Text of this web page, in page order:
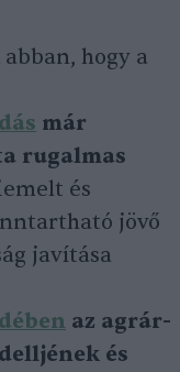
hogy a
már
rugalmas
és
jövő
javítása
az agrár-
és